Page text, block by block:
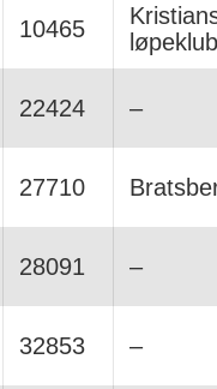
10465
22424 –
27710
28091 –
32853 –